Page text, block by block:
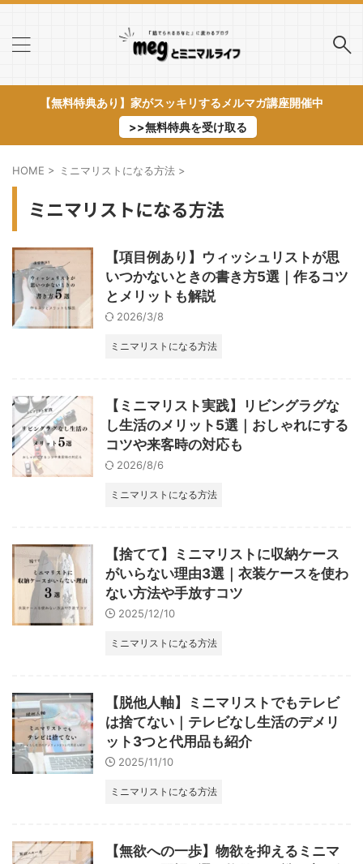
【無料特典あり】家がスッキリするメルマガ講座開催中
>>無料特典を受け取る
HOME > ミニマリストになる方法 >
ミニマリストになる方法
【項目例あり】ウィッシュリストが思
いつかないときの書き方5選｜作るコツ
とメリットも解説
2026/3/8
ミニマリストになる方法
【ミニマリスト実践】リビングラグな
し生活のメリット5選｜おしゃれにする
コツや来客時の対応も
2026/8/6
ミニマリストになる方法
【捨てて】ミニマリストに収納ケース
がいらない理由3選｜衣装ケースを使わ
ない方法や手放すコツ
2025/12/10
ミニマリストになる方法
【脱他人軸】ミニマリストでもテレビ
は捨てない｜テレビなし生活のデメリ
ット3つと代用品も紹介
2025/11/10
ミニマリストになる方法
【無欲への一歩】物欲を抑えるミニマ